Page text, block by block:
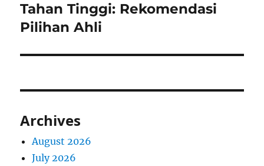
post:
Tahan Tinggi: Rekomendasi
Pilihan Ahli
Archives
August 2026
July 2026